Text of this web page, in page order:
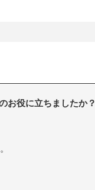
お役に立ちましたか？